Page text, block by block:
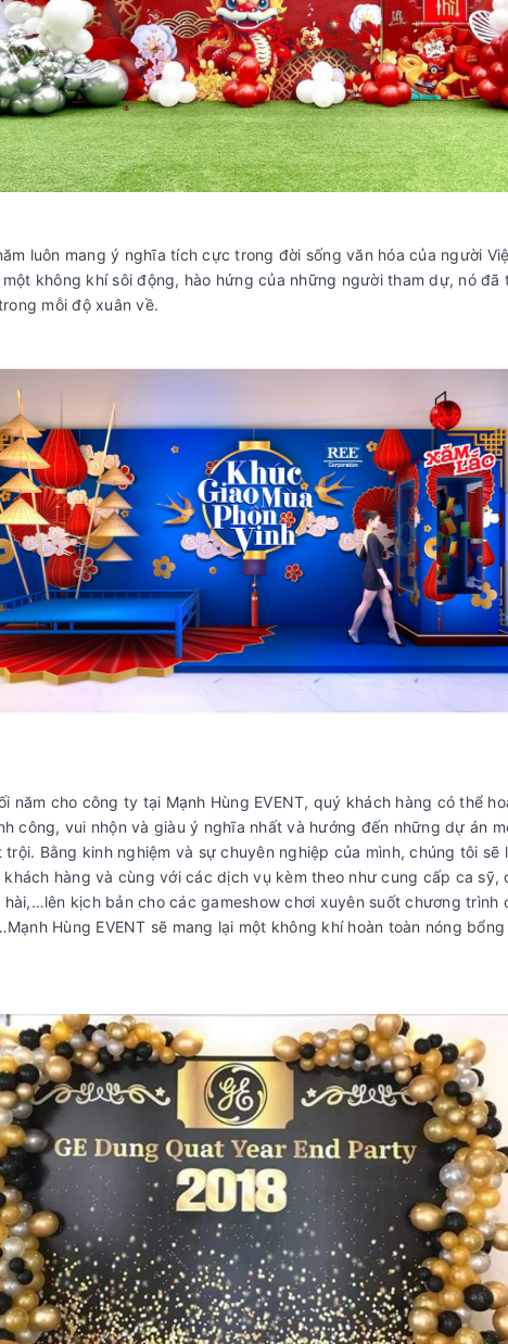
luôn mang ý nghĩa tích cực trong đời sống văn hóa của người
không khí sôi động, hào hứng của những người tham dự, nó
mỗi độ xuân về.
năm cho công ty tại Mạnh Hùng EVENT, quý khách hàng có thể
công, vui nhộn và giàu ý nghĩa nhất và hướng đến những dự án
Bằng kinh nghiệm và sự chuyên nghiệp của mình, chúng tôi
hàng và cùng với các dịch vụ kèm theo như cung cấp ca sỹ,
hài,…lên kịch bản cho các gameshow chơi xuyên suốt chương
Hùng EVENT sẽ mang lại một không khí hoàn toàn nóng